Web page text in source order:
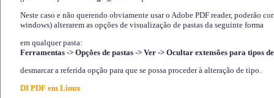
Neste caso e não querendo obviamente usar o Adobe PDF reader, poderão
windows) alterarem as opções de visualização de pastas da seguinte forma
em qualquer pasta:
Ferramentas -> Opções de pastas -> Ver -> Ocultar extensões para tipos
desmarcar a referida opção para que se possa proceder à alteração de tipo.
DI PDF em Linux